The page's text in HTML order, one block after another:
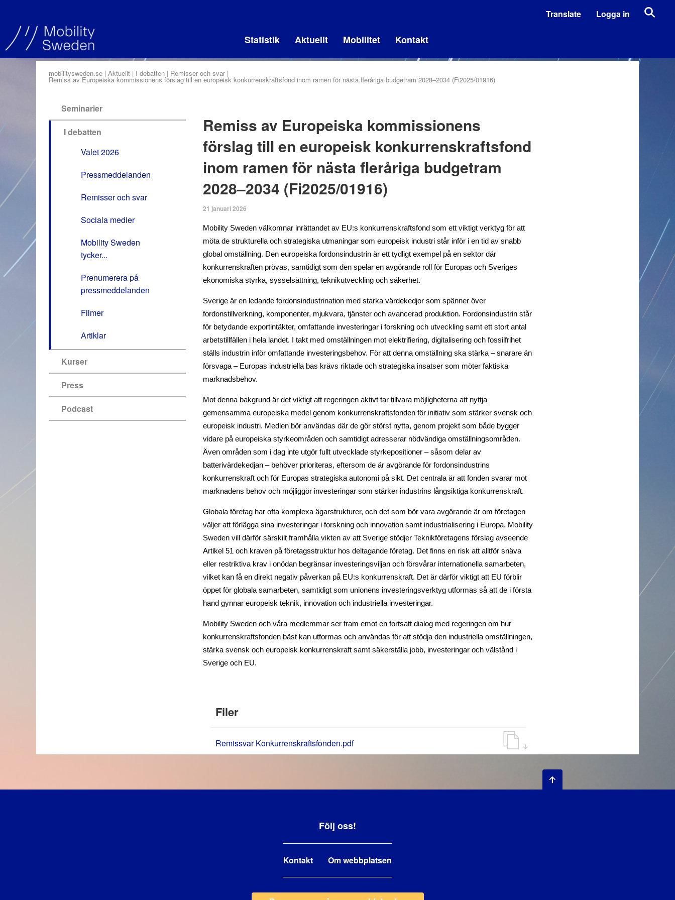
Translate Logga in
Statistik Aktuellt Mobilitet Kontakt
mobilitysweden.se Aktuellt I debatten Remisser och svar
Remiss av Europeiska kommissionens förslag till en europeisk konkurrenskraftsfond inom ramen för nästa fleråriga budgetram 2028–2034 (Fi2025/01916)
Seminarier
I debatten
Valet 2026
Pressmeddelanden
Remisser och svar
Sociala medier
Mobility Sweden
tycker...
Prenumerera på
pressmeddelanden
Filmer
Artiklar
Kurser
Press
Podcast
Remiss av Europeiska kommissionens
förslag till en europeisk konkurrenskraftsfond
inom ramen för nästa fleråriga budgetram
2028–2034 (Fi2025/01916)
21 januari 2026
Mobility Sweden välkomnar inrättandet av EU:s konkurrenskraftsfond som ett viktigt verktyg för att
möta de strukturella och strategiska utmaningar som europeisk industri står inför i en tid av snabb
global omställning. Den europeiska fordonsindustrin är ett tydligt exempel på en sektor där
konkurrenskraften prövas, samtidigt som den spelar en avgörande roll för Europas och Sveriges
ekonomiska styrka, sysselsättning, teknikutveckling och säkerhet.
Sverige är en ledande fordonsindustrination med starka värdekedjor som spänner över
fordonstillverkning, komponenter, mjukvara, tjänster och avancerad produktion. Fordonsindustrin står
för betydande exportintäkter, omfattande investeringar i forskning och utveckling samt ett stort antal
arbetstillfällen i hela landet. I takt med omställningen mot elektrifiering, digitalisering och fossilfrihet
ställs industrin inför omfattande investeringsbehov. För att denna omställning ska stärka – snarare än
försvaga – Europas industriella bas krävs riktade och strategiska insatser som möter faktiska
marknadsbehov.
Mot denna bakgrund är det viktigt att regeringen aktivt tar tillvara möjligheterna att nyttja
gemensamma europeiska medel genom konkurrenskraftsfonden för initiativ som stärker svensk och
europeisk industri. Medlen bör användas där de gör störst nytta, genom projekt som både bygger
vidare på europeiska styrkeområden och samtidigt adresserar nödvändiga omställningsområden.
Även områden som i dag inte utgör fullt utvecklade styrkepositioner – såsom delar av
batterivärdekedjan – behöver prioriteras, eftersom de är avgörande för fordonsindustrins
konkurrenskraft och för Europas strategiska autonomi på sikt. Det centrala är att fonden svarar mot
marknadens behov och möjliggör investeringar som stärker industrins långsiktiga konkurrenskraft.
Globala företag har ofta komplexa ägarstrukturer, och det som bör vara avgörande är om företagen
väljer att förlägga sina investeringar i forskning och innovation samt industrialisering i Europa. Mobility
Sweden vill därför särskilt framhålla vikten av att Sverige stödjer Teknikföretagens förslag avseende
Artikel 51 och kraven på företagsstruktur hos deltagande företag. Det finns en risk att alltför snäva
eller restriktiva krav i onödan begränsar investeringsviljan och försvårar internationella samarbeten,
vilket kan få en direkt negativ påverkan på EU:s konkurrenskraft. Det är därför viktigt att EU förblir
öppet för globala samarbeten, samtidigt som unionens investeringsverktyg utformas så att de i första
hand gynnar europeisk teknik, innovation och industriella investeringar.
Mobility Sweden och våra medlemmar ser fram emot en fortsatt dialog med regeringen om hur
konkurrenskraftsfonden bäst kan utformas och användas för att stödja den industriella omställningen,
stärka svensk och europeisk konkurrenskraft samt säkerställa jobb, investeringar och välstånd i
Sverige och EU.
Filer
Remissvar Konkurrenskraftsfonden.pdf
Följ oss!
Kontakt Om webbplatsen